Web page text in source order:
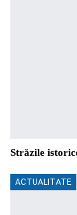
Străzile
ACTUALITATE